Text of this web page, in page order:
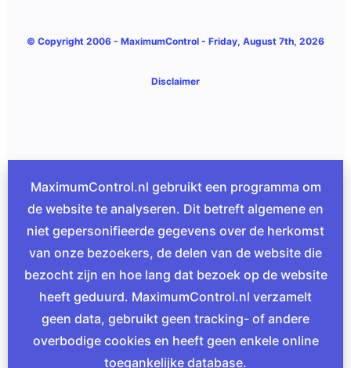
© Copyright 2006 - MaximumControl - Friday, August 7th, 2026
Disclaimer
MaximumControl.nl gebruikt een programma om
de website te analyseren. Dit betreft algemene en
niet gepersonifieerde gegevens over de herkomst
van onze bezoekers, de delen van de website die
bezocht zijn en hoe lang dat bezoek op de website
heeft geduurd. MaximumControl.nl verzamelt
geen data, gebruikt geen tracking- of andere
overbodige cookies en heeft geen enkele online
toegankelijke database.